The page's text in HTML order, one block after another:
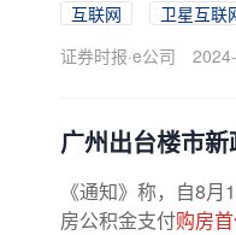
互联网 卫星互联
证券时报·e公司
广州出台楼市
《通知》称，自8
房公积金支付购房